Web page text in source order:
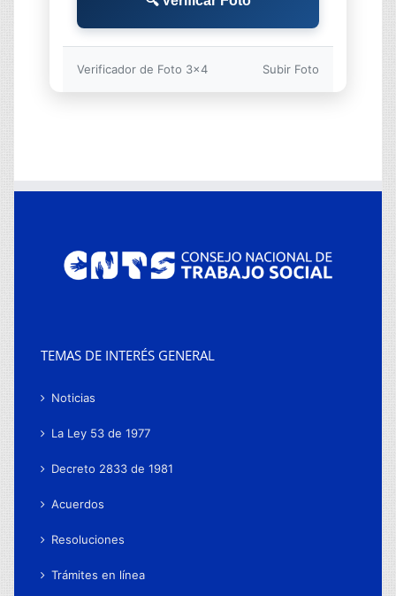
Verificador de Foto 3x4 Subir Foto
TEMAS DE INTERÉS GENERAL
Noticias
La Ley 53 de 1977
Decreto 2833 de 1981
Acuerdos
Resoluciones
Trámites en línea